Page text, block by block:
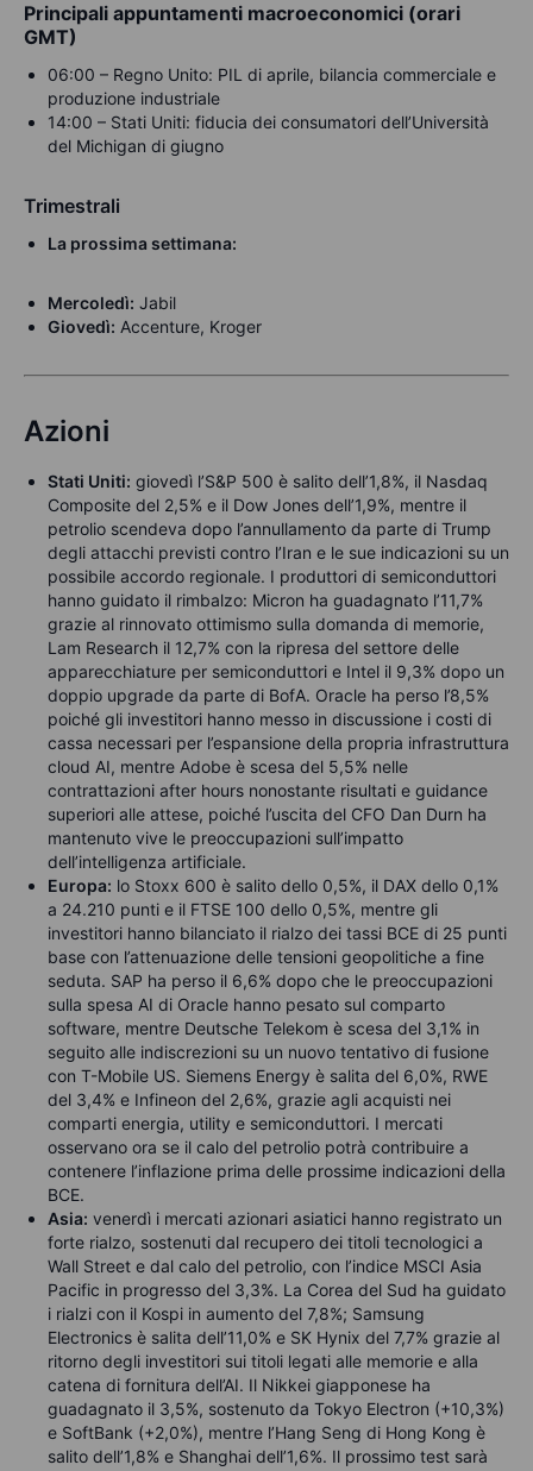
Principali appuntamenti macroeconomici (orari
GMT)
06:00 – Regno Unito: PIL di aprile, bilancia commerciale e
produzione industriale
14:00 – Stati Uniti: fiducia dei consumatori dell’Università
del Michigan di giugno
Trimestrali
La prossima settimana:
Mercoledì: Jabil
Giovedì: Accenture, Kroger
Azioni
Stati Uniti: giovedì l’S&P 500 è salito dell’1,8%, il Nasdaq
Composite del 2,5% e il Dow Jones dell’1,9%, mentre il
petrolio scendeva dopo l’annullamento da parte di Trump
degli attacchi previsti contro l’Iran e le sue indicazioni su un
possibile accordo regionale. I produttori di semiconduttori
hanno guidato il rimbalzo: Micron ha guadagnato l’11,7%
grazie al rinnovato ottimismo sulla domanda di memorie,
Lam Research il 12,7% con la ripresa del settore delle
apparecchiature per semiconduttori e Intel il 9,3% dopo un
doppio upgrade da parte di BofA. Oracle ha perso l’8,5%
poiché gli investitori hanno messo in discussione i costi di
cassa necessari per l’espansione della propria infrastruttura
cloud AI, mentre Adobe è scesa del 5,5% nelle
contrattazioni after hours nonostante risultati e guidance
superiori alle attese, poiché l’uscita del CFO Dan Durn ha
mantenuto vive le preoccupazioni sull’impatto
dell’intelligenza artificiale.
Europa: lo Stoxx 600 è salito dello 0,5%, il DAX dello 0,1%
a 24.210 punti e il FTSE 100 dello 0,5%, mentre gli
investitori hanno bilanciato il rialzo dei tassi BCE di 25 punti
base con l’attenuazione delle tensioni geopolitiche a fine
seduta. SAP ha perso il 6,6% dopo che le preoccupazioni
sulla spesa AI di Oracle hanno pesato sul comparto
software, mentre Deutsche Telekom è scesa del 3,1% in
seguito alle indiscrezioni su un nuovo tentativo di fusione
con T-Mobile US. Siemens Energy è salita del 6,0%, RWE
del 3,4% e Infineon del 2,6%, grazie agli acquisti nei
comparti energia, utility e semiconduttori. I mercati
osservano ora se il calo del petrolio potrà contribuire a
contenere l’inflazione prima delle prossime indicazioni della
BCE.
Asia: venerdì i mercati azionari asiatici hanno registrato un
forte rialzo, sostenuti dal recupero dei titoli tecnologici a
Wall Street e dal calo del petrolio, con l’indice MSCI Asia
Pacific in progresso del 3,3%. La Corea del Sud ha guidato
i rialzi con il Kospi in aumento del 7,8%; Samsung
Electronics è salita dell’11,0% e SK Hynix del 7,7% grazie al
ritorno degli investitori sui titoli legati alle memorie e alla
catena di fornitura dell’AI. Il Nikkei giapponese ha
guadagnato il 3,5%, sostenuto da Tokyo Electron (+10,3%)
e SoftBank (+2,0%), mentre l’Hang Seng di Hong Kong è
salito dell’1,8% e Shanghai dell’1,6%. Il prossimo test sarà